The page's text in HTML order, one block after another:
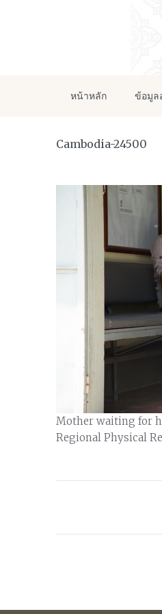
หน้าหลัก ข้อมูล
Cambodia-24500
Mother waiting for
Regional Physical